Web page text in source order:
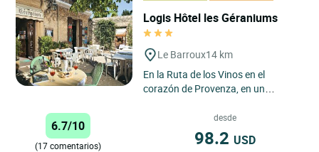
Logis Hôtel les Géraniums
Le Barroux14 km
En la Ruta de los Vinos en el
corazón de Provenza, en un
en un pico rocoso, dominado...
6.7/10
(17 comentarios)
desde
98.2 USD